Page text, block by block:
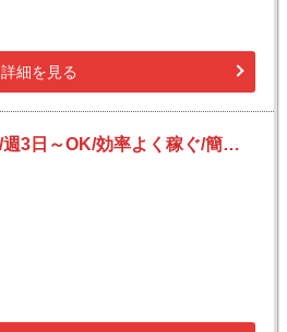
詳細を見る
【深夜】22時～翌7時/週3日～OK/効率よく稼ぐ/簡単仕分けバイト/夜勤デビューにもオススメ！